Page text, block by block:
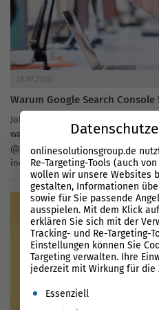
28.07.2020
Warum Google Search Console
John Mueller von Google wurde von
warum Google Search Console (GSC)
@JohnMu I am getting server error
indexing. Any suggestion to FIX
onlinesolutionsgroup.de
Re-Targeting-Tools (auch
wollen wir unsere Websites
gestalten, Informationen
sowie für Sie passende
ausspielen. Mit dem Klick
erklären Sie sich mit der
Tracking- und Re-Targeting-
Einstellungen können Sie
Targeting verwalten. Ihre
jederzeit mit Wirkung für die
Es folgt eine Liste der
Essenziell